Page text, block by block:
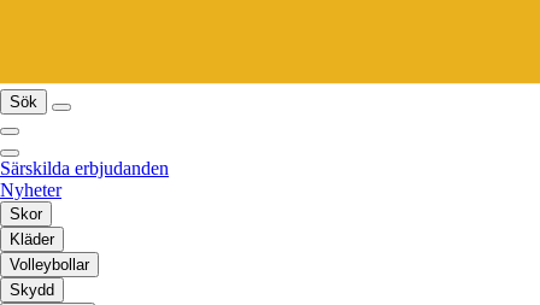
Sök
Särskilda erbjudanden
Nyheter
Skor
Kläder
Volleybollar
Skydd